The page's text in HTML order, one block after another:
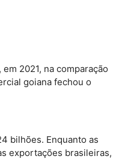
2021, na comparação
goiana fechou o
bilhões. Enquanto as
exportações brasileiras,